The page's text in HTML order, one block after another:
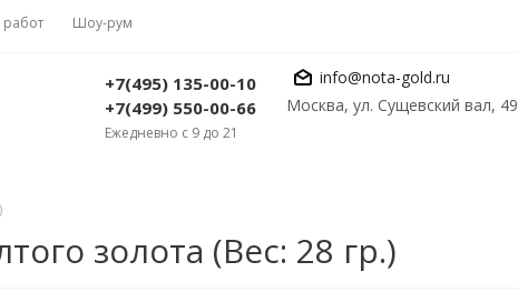
Шоу-рум
+7(495) 135-00-10
+7(499) 550-00-66
Ежедневно с 9 до 21
info@nota-gold.ru
Москва, ул. Сущевский вал, 49
золота (Вес: 28 гр.)